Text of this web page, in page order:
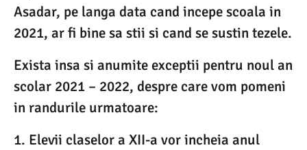
Asadar, pe langa data cand incepe scoala in
2021, ar fi bine sa stii si cand se sustin tezele.
Exista insa si anumite exceptii pentru noul an
scolar 2021 – 2022, despre care vom pomeni
in randurile urmatoare:
1. Elevii claselor a XII-a vor incheia anul